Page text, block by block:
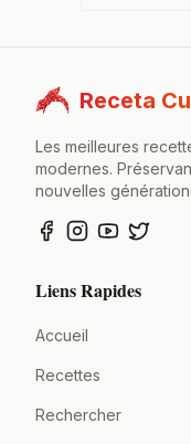
Receta
Les meilleures
modernes.
nouvelles
Liens Rapides
Accueil
Recettes
Rechercher